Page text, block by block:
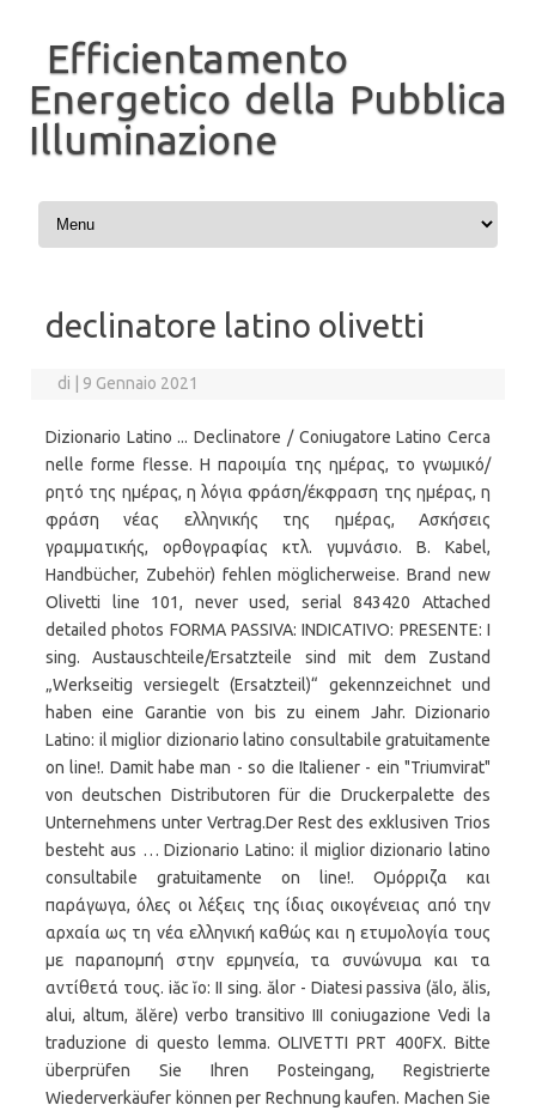
Efficientamento
Energetico della Pubblica
Illuminazione
Vai al contenuto
declinatore latino olivetti
di 9 Gennaio 2021
Dizionario Latino ... Declinatore / Coniugatore Latino Cerca
nelle forme flesse. Η παροιμία της ημέρας, το γνωμικό/
ρητό της ημέρας, η λόγια φράση/έκφραση της ημέρας, η
φράση νέας ελληνικής της ημέρας, Ασκήσεις
γραμματικής, ορθογραφίας κτλ. γυμνάσιο. B. Kabel,
Handbücher, Zubehör) fehlen möglicherweise. Brand new
Olivetti line 101, never used, serial 843420 Attached
detailed photos FORMA PASSIVA: INDICATIVO: PRESENTE: I
sing. Austauschteile/Ersatzteile sind mit dem Zustand
„Werkseitig versiegelt (Ersatzteil)“ gekennzeichnet und
haben eine Garantie von bis zu einem Jahr. Dizionario
Latino: il miglior dizionario latino consultabile gratuitamente
on line!. Damit habe man - so die Italiener - ein "Triumvirat"
von deutschen Distributoren für die Druckerpalette des
Unternehmens unter Vertrag.Der Rest des exklusiven Trios
besteht aus … Dizionario Latino: il miglior dizionario latino
consultabile gratuitamente on line!. Ομόρριζα και
παράγωγα, όλες οι λέξεις της ίδιας οικογένειας από την
αρχαία ως τη νέα ελληνική καθώς και η ετυμολογία τους
με παραπομπή στην ερμηνεία, τα συνώνυμα και τα
αντίθετά τους. iăc ĭo: II sing. ălor - Diatesi passiva (ălo, ălis,
alui, altum, ălĕre) verbo transitivo III coniugazione Vedi la
traduzione di questo lemma. OLIVETTI PRT 400FX. Bitte
überprüfen Sie Ihren Posteingang, Registrierte
Wiederverkäufer können per Rechnung kaufen. Machen Sie